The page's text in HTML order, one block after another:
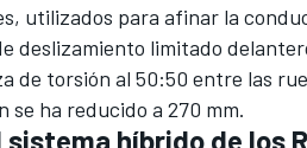
utilizados para afinar la
deslizamiento limitado
de torsión al 50:50 entre las
se ha reducido a 270 mm.
híbrido de los